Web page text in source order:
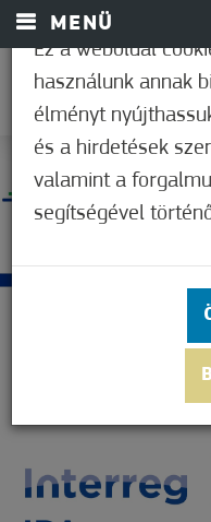
MENÜ
Ez a weboldal
használunk annak
élményt
és a hirdetések
valamint a
segítségével